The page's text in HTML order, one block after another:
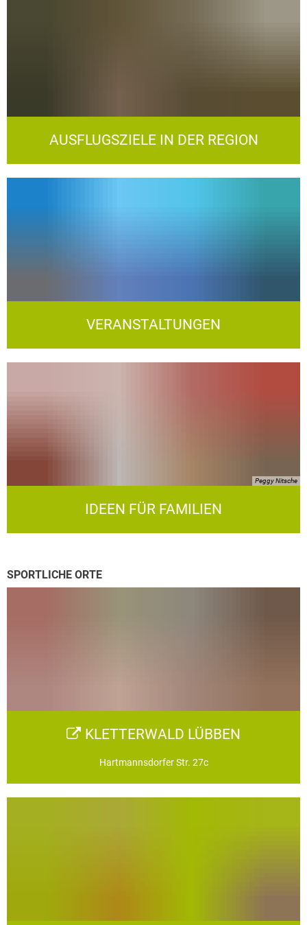
AUSFLUGSZIELE IN DER REGION
VERANSTALTUNGEN
Peggy Nitsche
IDEEN FÜR FAMILIEN
SPORTLICHE ORTE
KLETTERWALD LÜBBEN
Hartmannsdorfer Str. 27c